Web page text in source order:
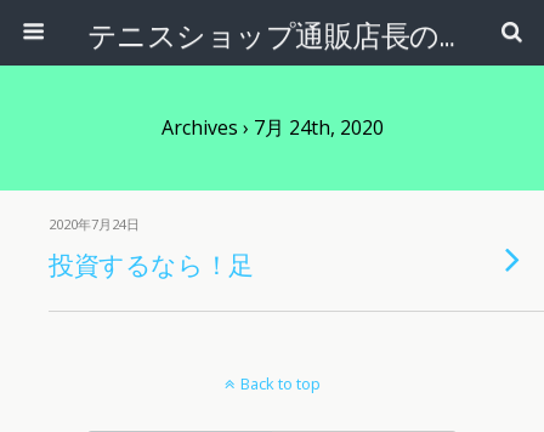
テニスショップ通販店長のブログ＠テニスショップLAFINO 西山克久
Archives › 7月 24th, 2020
2020年7月24日
投資するなら！足
Back to top